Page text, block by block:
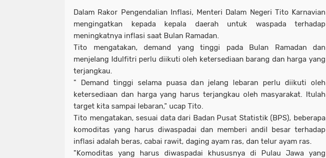
Dalam Rakor Pengendalian Inflasi, Menteri Dalam Negeri Tito Karnavian
mengingatkan kepada kepala daerah untuk waspada terhadap
meningkatnya inflasi saat Bulan Ramadan.
Tito mengatakan, demand yang tinggi pada Bulan Ramadan dan
menjelang Idulfitri perlu diikuti oleh ketersediaan barang dan harga yang
terjangkau.
" Demand tinggi selama puasa dan jelang lebaran perlu diikuti oleh
ketersediaan dan harga yang harus terjangkau oleh masyarakat. Itulah
target kita sampai lebaran," ucap Tito.
Tito mengatakan, sesuai data dari Badan Pusat Statistik (BPS), beberapa
komoditas yang harus diwaspadai dan memberi andil besar terhadap
inflasi adalah beras, cabai rawit, daging ayam ras, dan telur ayam ras.
"Komoditas yang harus diwaspadai khususnya di Pulau Jawa yang